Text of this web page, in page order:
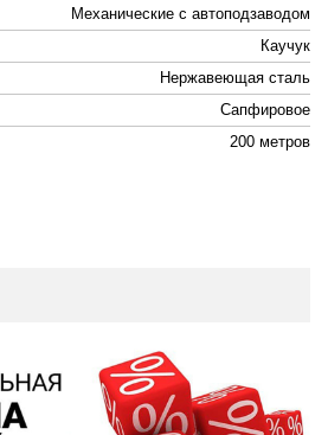
Механические с автоподзаводом
Каучук
Нержавеющая сталь
Сапфировое
200 метров